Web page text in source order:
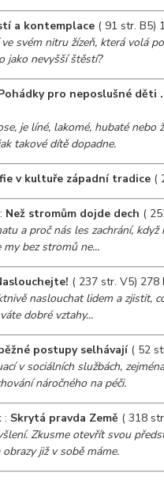
a kontemplace ( 91 str. B5)
svém nitru žízeň, která volá
jako nevyšší štěstí?
pro neposlušné děti
je líné, lakomé, hubaté nebo
takové dítě dopadne.
v kultuře západní tradice (
Než stromům dojde dech (
a proč nás les zachrání,
bez stromů ne...
( 237 str. V5) 278
naslouchat lidem a zjistit,
dobré vztahy...
postupy selhávají( 52
v sociálních službách,
náročného na péči.
: Skrytá pravda Země ( 318
Zkusme otevřít svou
již v sobě máme.